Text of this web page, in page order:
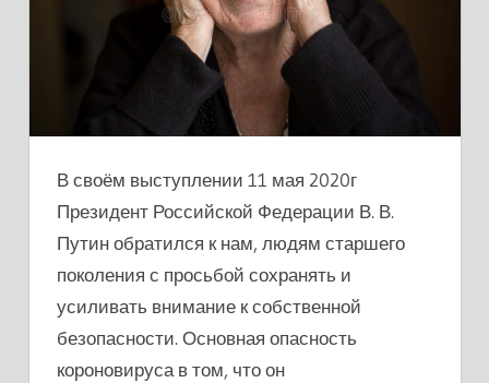
В своём выступлении 11 мая 2020г
Президент Российской Федерации В. В.
Путин обратился к нам, людям старшего
поколения с просьбой сохранять и
усиливать внимание к собственной
безопасности. Основная опасность
короновируса в том, что он